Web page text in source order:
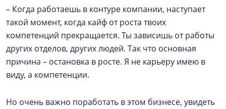
– Когда работаешь в контуре компании, наступает
такой момент, когда кайф от роста твоих
компетенций прекращается. Ты зависишь от работы
других отделов, других людей. Так что основная
причина – остановка в росте. Я не карьеру имею в
виду, а компетенции.
Но очень важно поработать в этом бизнесе, увидеть